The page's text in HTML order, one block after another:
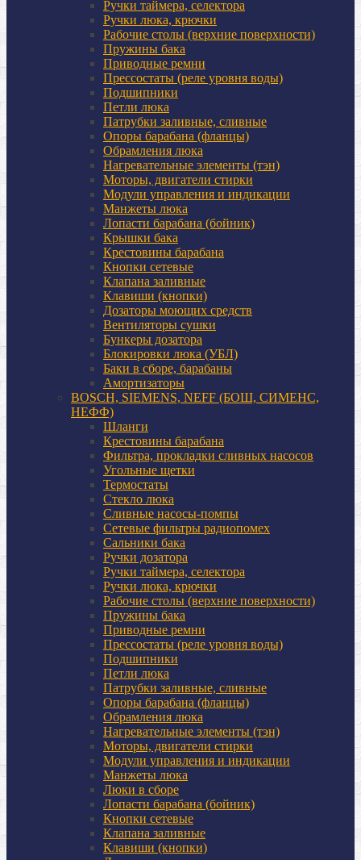
Ручки таймера, селектора
Ручки люка, крючки
Рабочие столы (верхние поверхности)
Пружины бака
Приводные ремни
Прессостаты (реле уровня воды)
Подшипники
Петли люка
Патрубки заливные, сливные
Опоры барабана (фланцы)
Обрамления люка
Нагревательные элементы (тэн)
Моторы, двигатели стирки
Модули управления и индикации
Манжеты люка
Лопасти барабана (бойник)
Крышки бака
Крестовины барабана
Кнопки сетевые
Клапана заливные
Клавиши (кнопки)
Дозаторы моющих средств
Вентиляторы сушки
Бункеры дозатора
Блокировки люка (УБЛ)
Баки в сборе, барабаны
Амортизаторы
BOSCH, SIEMENS, NEFF (БОШ, СИМЕНС,
НЕФФ)
Шланги
Крестовины барабана
Фильтра, прокладки сливных насосов
Угольные щетки
Термостаты
Стекло люка
Сливные насосы-помпы
Сетевые фильтры радиопомех
Сальники бака
Ручки дозатора
Ручки таймера, селектора
Ручки люка, крючки
Рабочие столы (верхние поверхности)
Пружины бака
Приводные ремни
Прессостаты (реле уровня воды)
Подшипники
Петли люка
Патрубки заливные, сливные
Опоры барабана (фланцы)
Обрамления люка
Нагревательные элементы (тэн)
Моторы, двигатели стирки
Модули управления и индикации
Манжеты люка
Люки в сборе
Лопасти барабана (бойник)
Кнопки сетевые
Клапана заливные
Клавиши (кнопки)